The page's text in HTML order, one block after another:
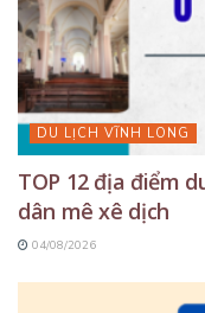
DU LỊCH VĨNH LONG
TOP 12 địa điểm
dân mê xê dịch
04/08/2026